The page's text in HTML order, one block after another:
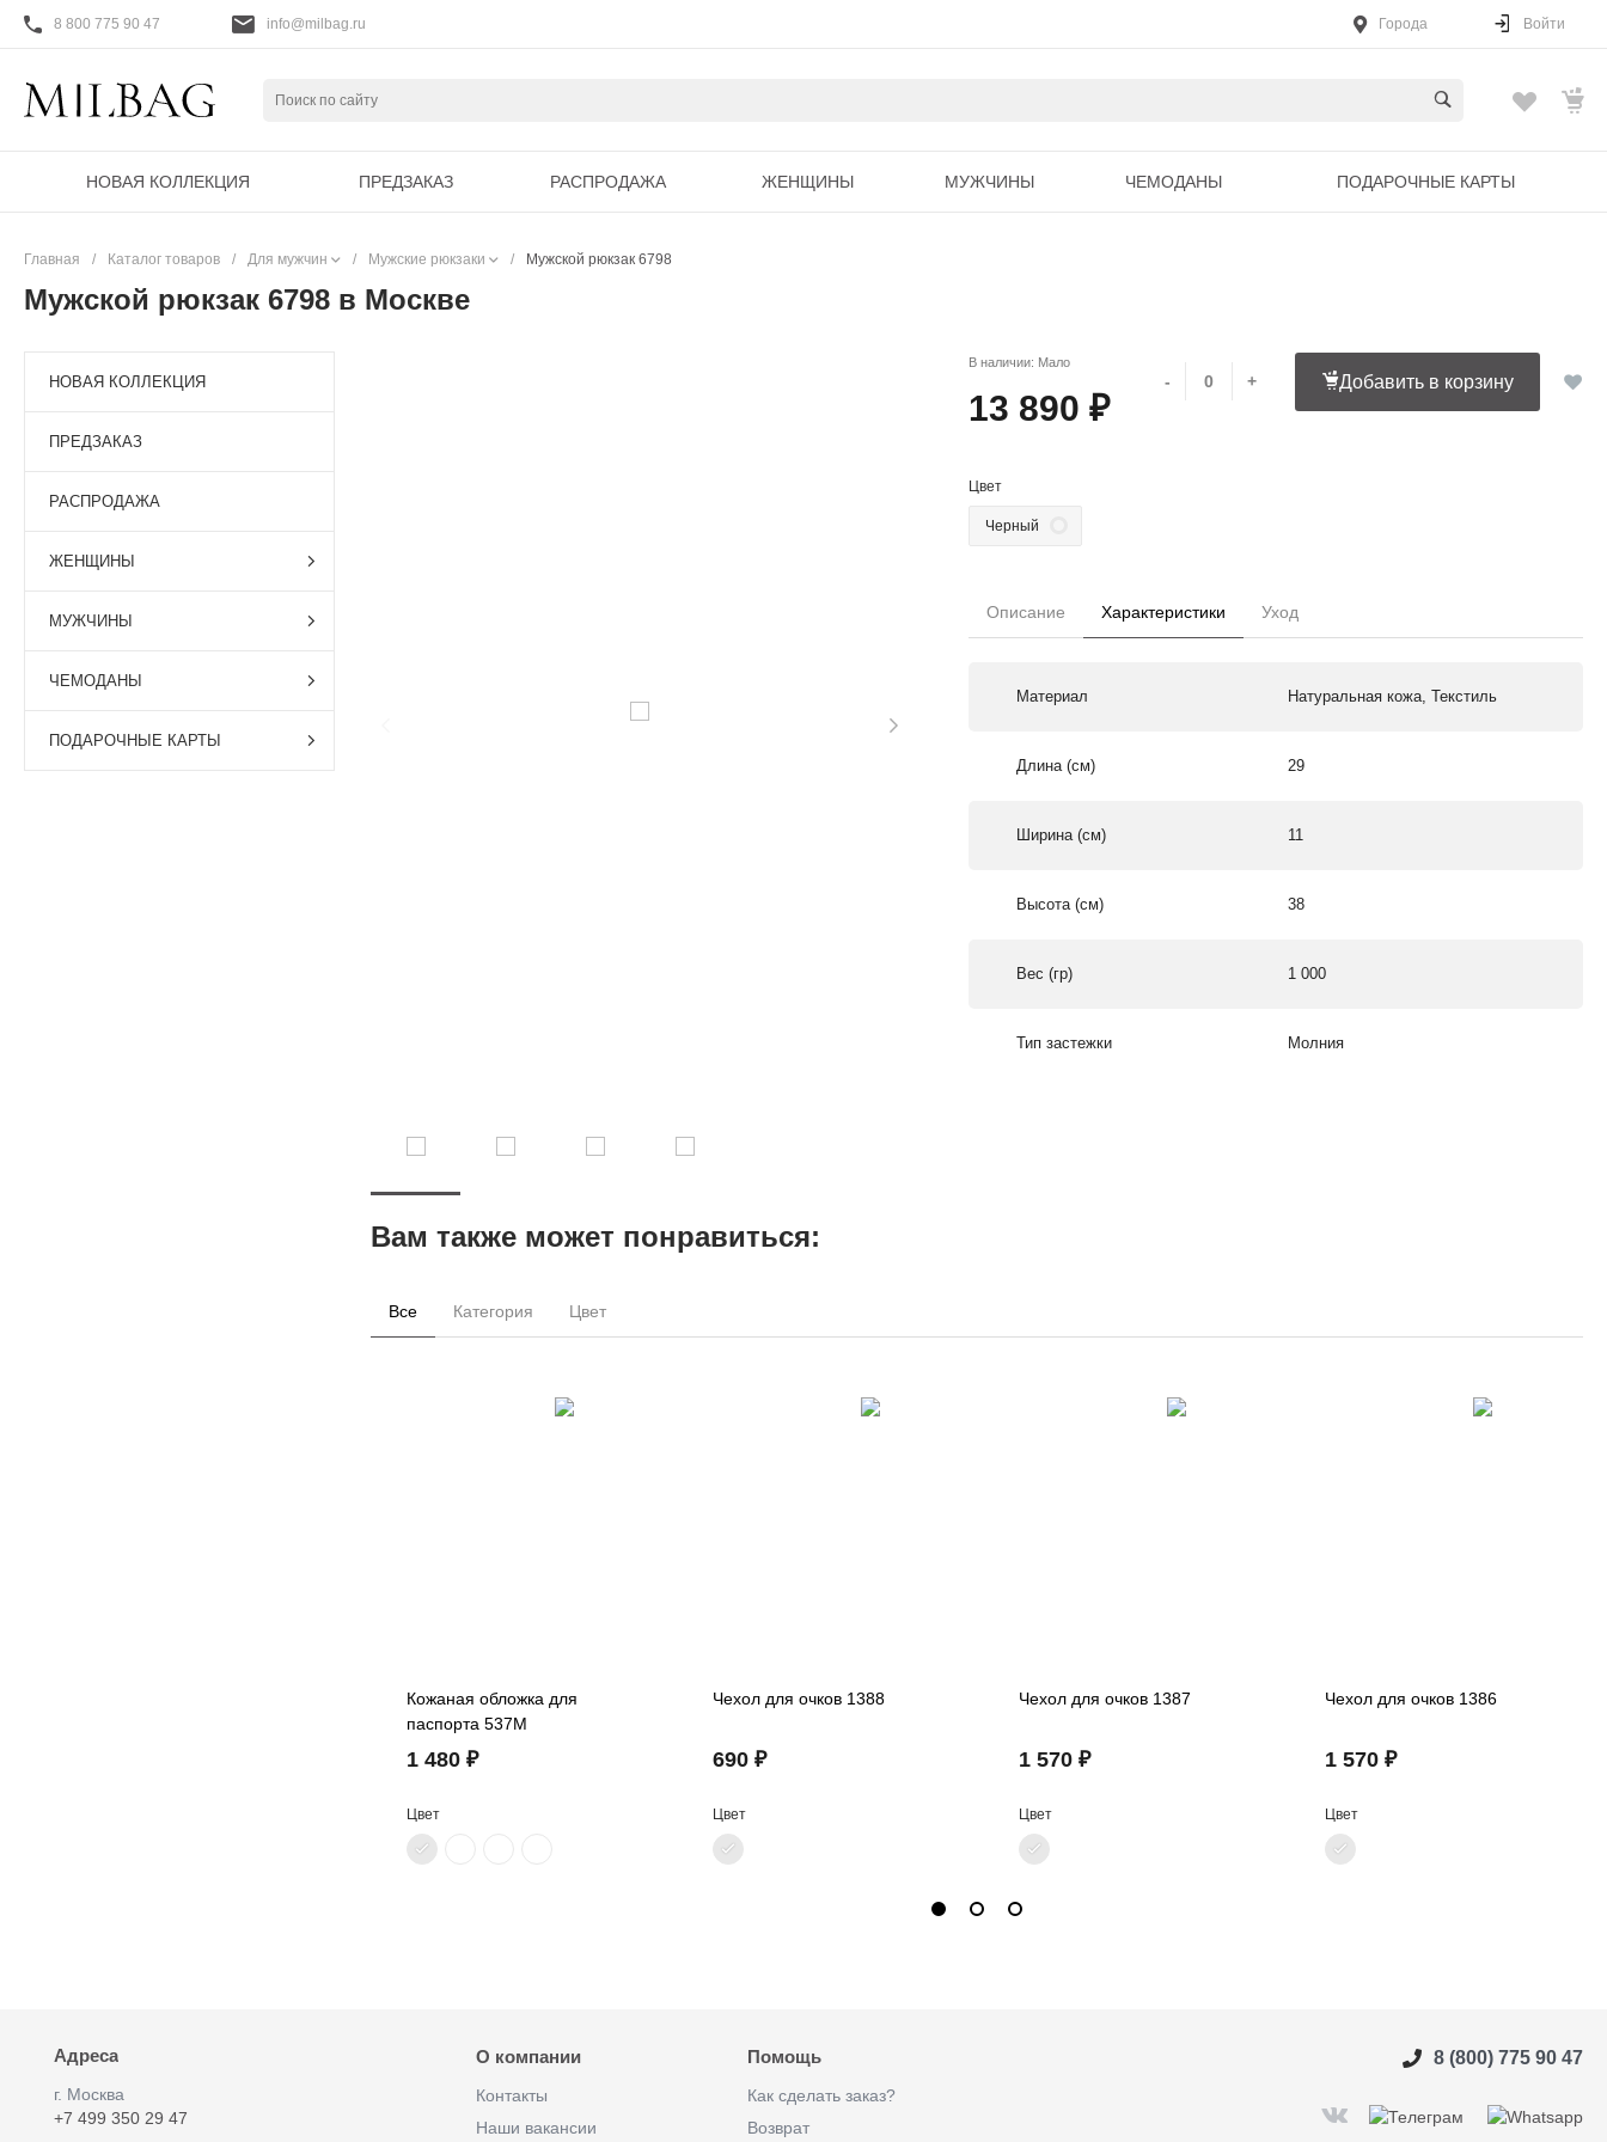
8 800 775 90 47 info@milbag.ru Города Войти
НОВАЯ КОЛЛЕКЦИЯ ПРЕДЗАКАЗ РАСПРОДАЖА ЖЕНЩИНЫ МУЖЧИНЫ ЧЕМОДАНЫ ПОДАРОЧНЫЕ КАРТЫ
Главная / Каталог товаров / Для мужчин / Мужские рюкзаки / Мужской рюкзак 6798
Мужской рюкзак 6798 в Москве
НОВАЯ КОЛЛЕКЦИЯ
ПРЕДЗАКАЗ
РАСПРОДАЖА
ЖЕНЩИНЫ
МУЖЧИНЫ
ЧЕМОДАНЫ
ПОДАРОЧНЫЕ КАРТЫ
В наличии: Мало
13 890 ₽
- + Добавить в корзину
Цвет
Черный
Описание Характеристики Уход
Материал Натуральная кожа, Текстиль
Длина (см) 29
Ширина (см) 11
Высота (см) 38
Вес (гр) 1 000
Тип застежки Молния
Вам также может понравиться:
Все Категория Цвет
Кожаная обложка для
паспорта 537M
1 480 ₽
Цвет
Чехол для очков 1388
690 ₽
Цвет
Чехол для очков 1387
1 570 ₽
Цвет
Чехол для очков 1386
1 570 ₽
Цвет
Адреса
г. Москва
+7 499 350 29 47
О компании
Контакты
Наши вакансии
Помощь
Как сделать заказ?
Возврат
8 (800) 775 90 47